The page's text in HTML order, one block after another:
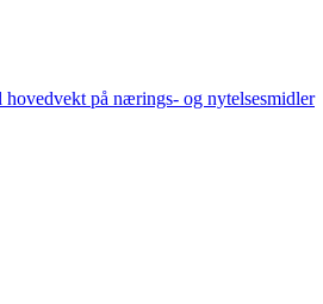
på nærings- og nytelsesmidler